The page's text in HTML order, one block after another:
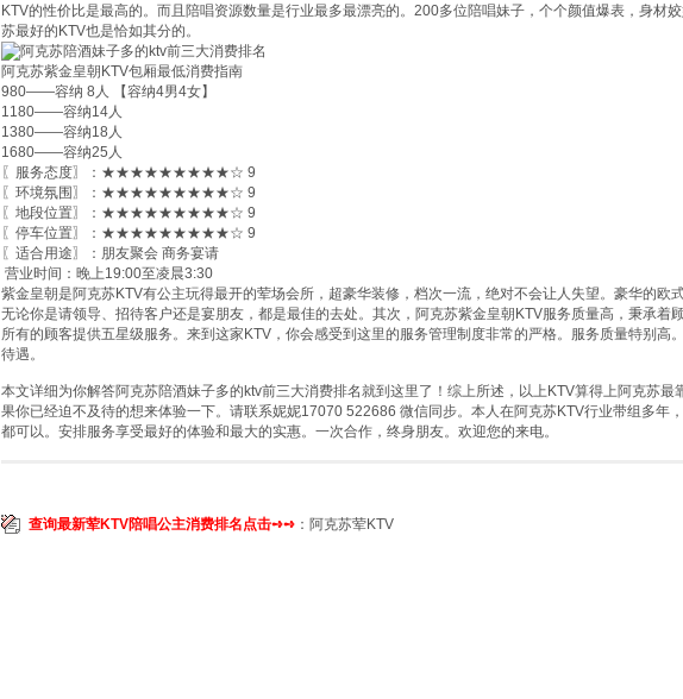
KTV的性价比是最高的。而且陪唱资源数量是行业最多最漂亮的。200多位陪唱妹子，个个颜值爆表，身材
苏最好的KTV也是恰如其分的。
阿克苏紫金皇朝KTV包厢最低消费指南
980——容纳 8人 【容纳4男4女】
1180——容纳14人
1380——容纳18人
1680——容纳25人
〖服务态度〗：★★★★★★★★★☆ 9
〖环境氛围〗：★★★★★★★★★☆ 9
〖地段位置〗：★★★★★★★★★☆ 9
〖停车位置〗：★★★★★★★★★☆ 9
〖适合用途〗：朋友聚会 商务宴请
营业时间：晚上19:00至凌晨3:30
紫金皇朝是阿克苏KTV有公主玩得最开的荤场会所，超豪华装修，档次一流，绝对不会让人失望。豪华的欧
无论你是请领导、招待客户还是宴朋友，都是最佳的去处。其次，阿克苏紫金皇朝KTV服务质量高，秉承着
所有的顾客提供五星级服务。来到这家KTV，你会感受到这里的服务管理制度非常的严格。服务质量特别高
待遇。
本文详细为你解答阿克苏陪酒妹子多的ktv前三大消费排名就到这里了！综上所述，以上KTV算得上阿克苏最
果你已经迫不及待的想来体验一下。请联系妮妮17070 522686 微信同步。本人在阿克苏KTV行业带组多年
都可以。安排服务享受最好的体验和最大的实惠。一次合作，终身朋友。欢迎您的来电。
查询最新荤KTV陪唱公主消费排名点击➺➺ ： 阿克苏荤KTV